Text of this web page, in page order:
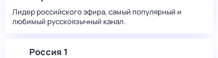
Лидер российского эфира, самый популярный и
любимый русскоязычный канал.
Россия 1